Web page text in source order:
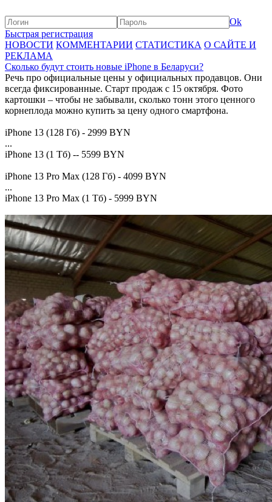
Ok
Быстрая регистрация
НОВОСТИ КОММЕНТАРИИ СТАТИСТИКА О САЙТЕ И
РЕКЛАМА
Сколько будут стоить новые iPhone в Беларуси?
Речь про официальные цены у официальных продавцов. Они
всегда фиксированные. Старт продаж с 15 октября. Фото
картошки – чтобы не забывали, сколько тонн этого ценного
корнеплода можно купить за цену одного смартфона.
iPhone 13 (128 Гб) - 2999 BYN
...
iPhone 13 (1 Тб) -- 5599 BYN
iPhone 13 Pro Max (128 Гб) - 4099 BYN
...
iPhone 13 Pro Max (1 Тб) - 5999 BYN